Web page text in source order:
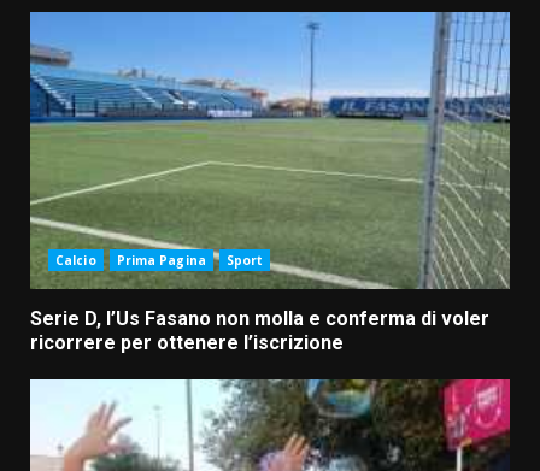
Calcio Prima Pagina Sport
Serie D, l’Us Fasano non molla e conferma di voler
ricorrere per ottenere l’iscrizione